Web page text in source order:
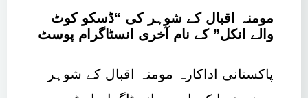
مومنہ اقبال کے شوہر کی “ڈسکو کوٹ
والے انکل” کے نام آخری انسٹاگرام پوسٹ
پاکستانی اداکارہ مومنہ اقبال کے شوہر